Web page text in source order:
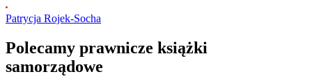
Patrycja Rojek-Socha
Polecamy prawnicze książki
samorządowe